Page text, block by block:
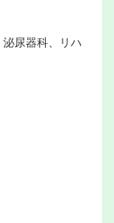
尿器科、リハ